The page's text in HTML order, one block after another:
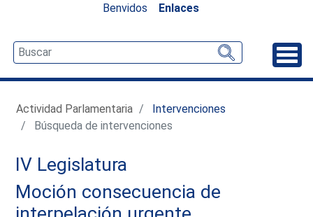
Benvidos
Enlaces
Actividad Parlamentaria
Intervenciones
Búsqueda de intervenciones
IV Legislatura
Moción consecuencia de